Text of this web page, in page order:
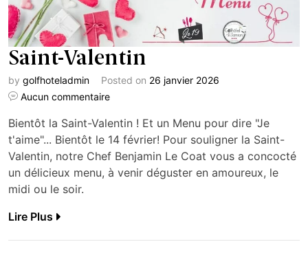
Saint-Valentin
by golfhoteladmin Posted on 26 janvier 2026
Aucun commentaire
Bientôt la Saint-Valentin ! Et un Menu pour dire "Je
t'aime"... Bientôt le 14 février! Pour souligner la Saint-
Valentin, notre Chef Benjamin Le Coat vous a concocté
un délicieux menu, à venir déguster en amoureux, le
midi ou le soir.
Lire Plus